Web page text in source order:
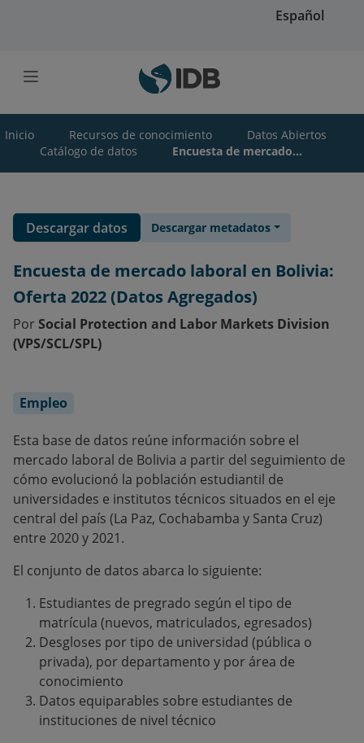
Español
Inicio Recursos de conocimiento
Datos Abiertos
Catálogo de datos
Encuesta de mercado...
Descargar datos Descargar metadatos
Encuesta de mercado laboral en Bolivia:
Oferta 2022 (Datos Agregados)
Por Social Protection and Labor Markets Division
(VPS/SCL/SPL)
Empleo
Esta base de datos reúne información sobre el
mercado laboral de Bolivia a partir del seguimiento de
cómo evolucionó la población estudiantil de
universidades e institutos técnicos situados en el eje
central del país (La Paz, Cochabamba y Santa Cruz)
entre 2020 y 2021.
El conjunto de datos abarca lo siguiente:
Estudiantes de pregrado según el tipo de
matrícula (nuevos, matriculados, egresados)
Desgloses por tipo de universidad (pública o
privada), por departamento y por área de
conocimiento
Datos equiparables sobre estudiantes de
instituciones de nivel técnico